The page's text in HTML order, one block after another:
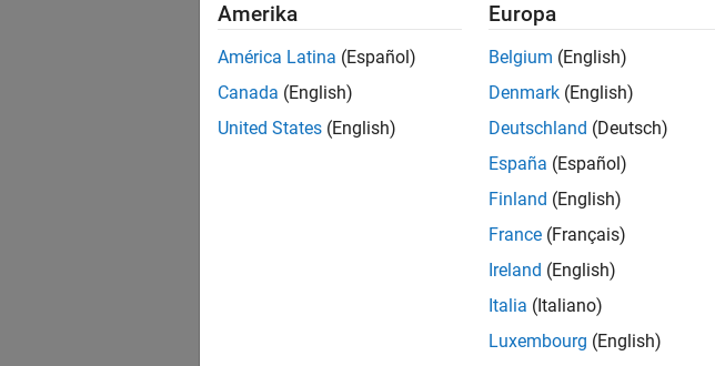
Amerika
América Latina (Español)
Canada (English)
United States (English)
Europa
Belgium (English)
Denmark (English)
Deutschland (Deutsch)
España (Español)
Finland (English)
France (Français)
Ireland (English)
Italia (Italiano)
Luxembourg (English)